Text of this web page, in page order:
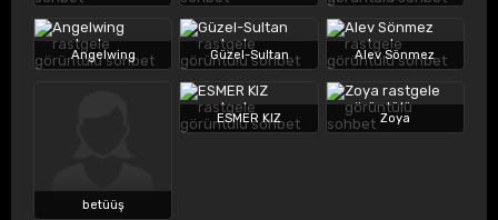
Angelwing Güzel-Sultan Alev Sönmez
betüüş
ESMER KIZ Zoya